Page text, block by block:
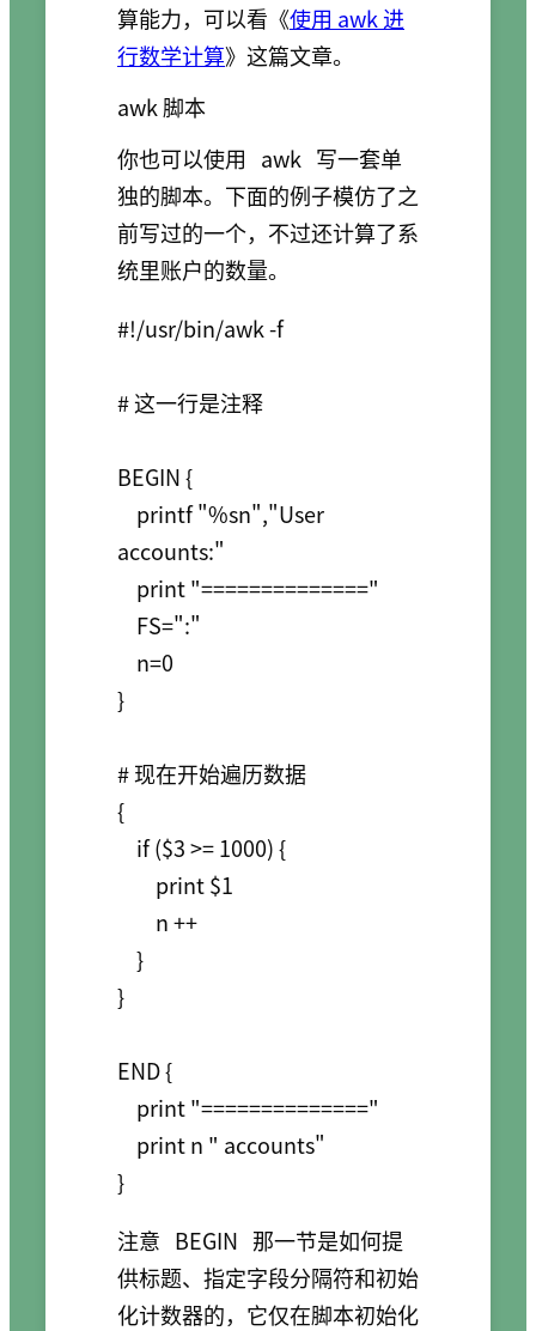
算能力，可以看《使用 awk 进
行数学计算》这篇文章。
awk 脚本
你也可以使用 awk 写一套单
独的脚本。下面的例子模仿了之
前写过的一个，不过还计算了系
统里账户的数量。
#!/usr/bin/awk -f
# 这一行是注释
BEGIN {
    printf "%sn","User
accounts:"
    print "=============="
    FS=":"
    n=0
}
# 现在开始遍历数据
{
    if ($3 >= 1000) {
        print $1
        n ++
    }
}
END {
    print "=============="
    print n " accounts"
}
注意 BEGIN 那一节是如何提
供标题、指定字段分隔符和初始
化计数器的，它仅在脚本初始化